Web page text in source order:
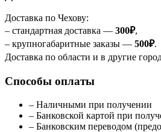
Доставка по Чехову:
– стандартная доставка — 300₽,
– крупногабаритные заказы — 500₽.
Доставка по области и в другие
Способы оплаты
– Наличными при получении
– Банковской картой при
– Банковским переводом